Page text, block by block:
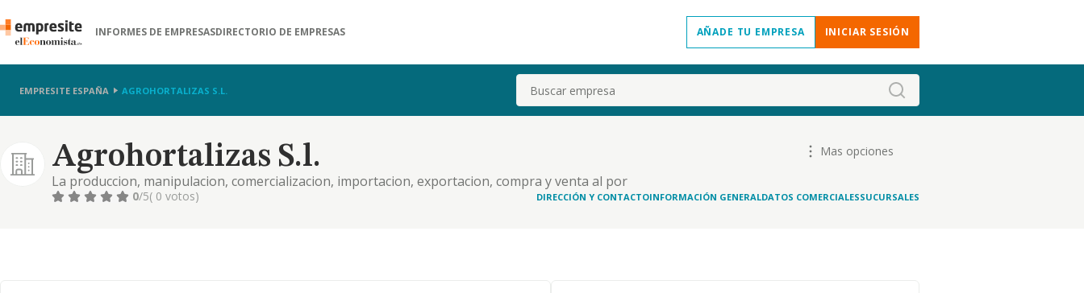
INFORMES DE EMPRESASDIRECTORIO DE EMPRESAS AÑADE TU EMPRESA INICIAR SESIÓN
EMPRESITE ESPAÑA AGROHORTALIZAS S.L. Buscar
Agrohortalizas S.l.
La produccion, manipulacion, comercializacion, importacion, exportacion, compra y venta al por
mayor, de frutas, verduras y hortalizas, y en general todo tipo de productos agricolas
Mas opciones
0/5( 0 votos) DIRECCIÓN Y CONTACTOINFORMACIÓN GENERALDATOS COMERCIALESSUCURSALES